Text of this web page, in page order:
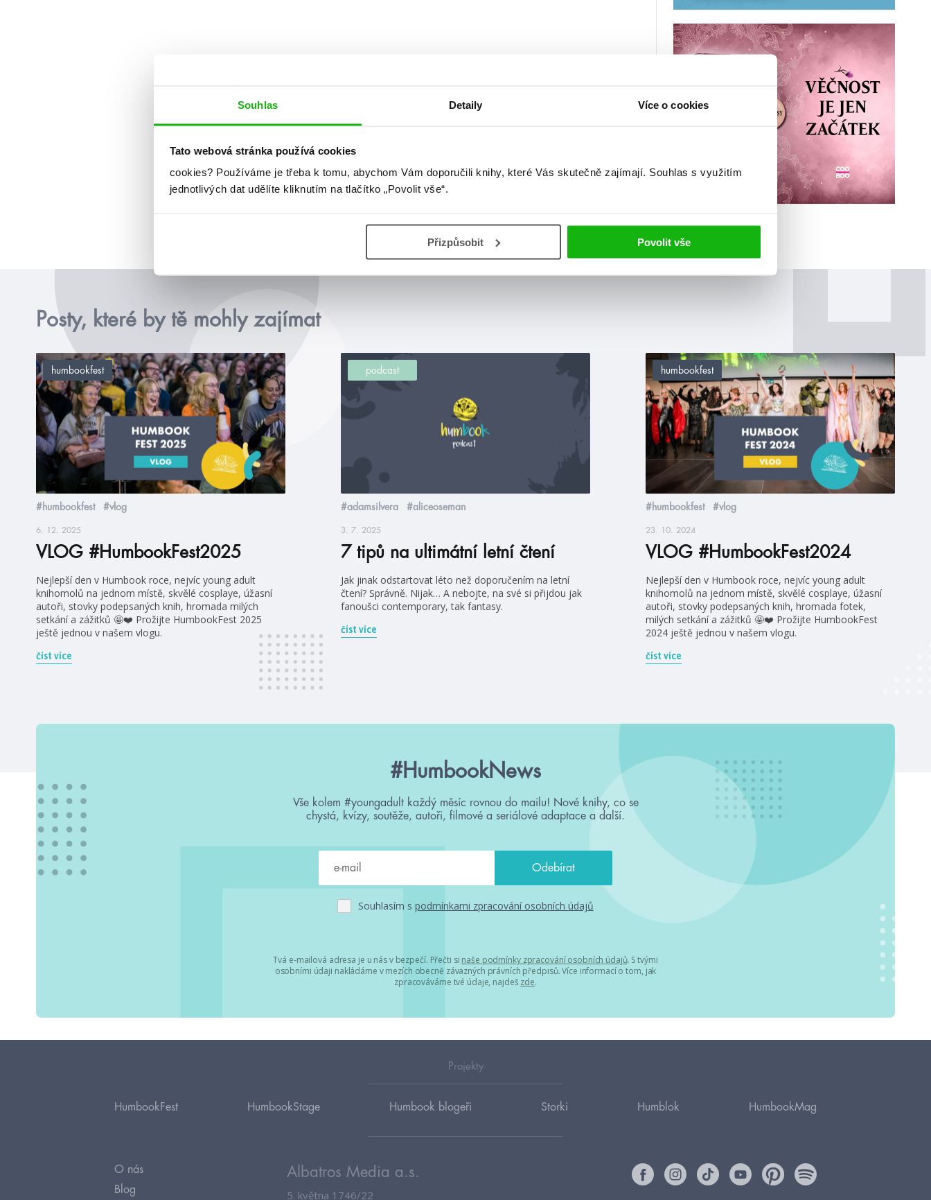
Souhlas Detaily Více o cookies
Tato webová stránka používá cookies
cookies? Používáme je třeba k tomu, abychom Vám doporučili knihy, které Vás skutečně zajímají. Souhlas s využitím
jednotlivých dat udělíte kliknutím na tlačítko „Povolit vše“.
Přizpůsobit Povolit vše
Posty, které by tě mohly zajímat
humbookfest
#humbookfest #vlog
6. 12. 2025
VLOG #HumbookFest2025
Nejlepší den v Humbook roce, nejvíc young adult
knihomolů na jednom místě, skvělé cosplaye, úžasní
autoři, stovky podepsaných knih, hromada milých
setkání a zážitků 🤩❤️ Prožijte HumbookFest 2025
ještě jednou v našem vlogu.
číst více
podcast
#adamsilvera #aliceoseman
3. 7. 2025
7 tipů na ultimátní letní čtení
Jak jinak odstartovat léto než doporučením na letní
čtení? Správně. Nijak… A nebojte, na své si přijdou jak
fanoušci contemporary, tak fantasy.
číst více
humbookfest
#humbookfest #vlog
23. 10. 2024
VLOG #HumbookFest2024
Nejlepší den v Humbook roce, nejvíc young adult
knihomolů na jednom místě, skvělé cosplaye, úžasní
autoři, stovky podepsaných knih, hromada fotek,
milých setkání a zážitků 🤩❤️ Prožijte HumbookFest
2024 ještě jednou v našem vlogu.
číst více
#HumbookNews
Vše kolem #youngadult každý měsíc rovnou do mailu! Nové knihy, co se
chystá, kvízy, soutěže, autoři, filmové a seriálové adaptace a další.
Souhlasím s podmínkami zpracování osobních údajů
Tvá e-mailová adresa je u nás v bezpečí. Přečti si naše podmínky zpracování osobních údajů. S tvými
osobními údaji nakládáme v mezích obecně závazných právních předpisů. Více informací o tom, jak
zpracováváme tvé údaje, najdeš zde.
Projekty
HumbookFest HumbookStage Humbook blogeři Storki Humblok HumbookMag
O nás
Blog
Albatros Media a.s.
5. května 1746/22